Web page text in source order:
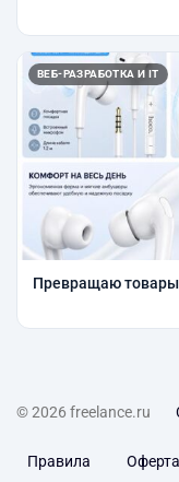
ВЕБ-РАЗРАБОТКА И IT
Превращаю
© 2026 freelance.ru
Правила Оферта